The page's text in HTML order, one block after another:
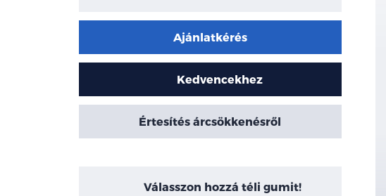
Ajánlatkérés
Kedvencekhez
Értesítés árcsökkenésről
Válasszon hozzá téli gumit!